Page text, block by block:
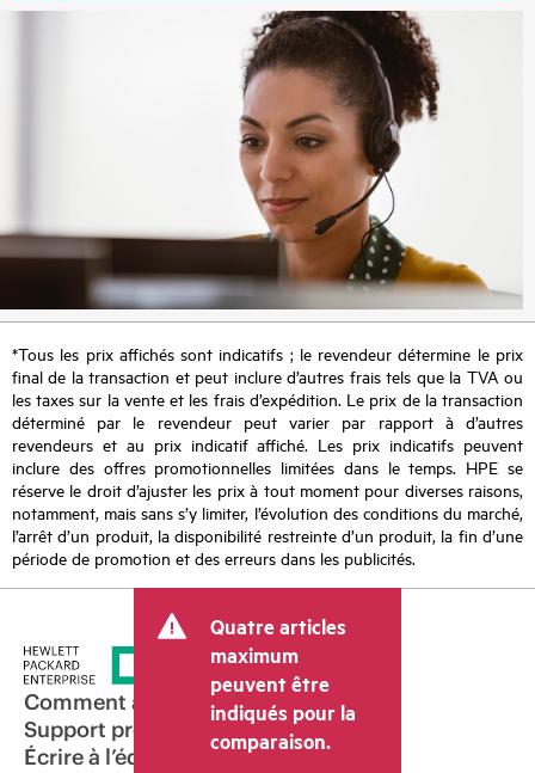
*Tous les prix affichés sont indicatifs ; le revendeur détermine le prix
final de la transaction et peut inclure d’autres frais tels que la TVA ou
les taxes sur la vente et les frais d’expédition. Le prix de la transaction
déterminé par le revendeur peut varier par rapport à d’autres
revendeurs et au prix indicatif affiché. Les prix indicatifs peuvent
inclure des offres promotionnelles limitées dans le temps. HPE se
réserve le droit d’ajuster les prix à tout moment pour diverses raisons,
notamment, mais sans s’y limiter, l’évolution des conditions du marché,
l’arrêt d’un produit, la disponibilité restreinte d’un produit, la fin d’une
période de promotion et des erreurs dans les publicités.
Quatre articles
maximum
peuvent être
indiqués pour la
comparaison.
Comment acheter
Support produit
Écrire à l’équipe commerciale